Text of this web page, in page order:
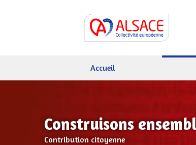
Accueil
Construisons
Contribution citoyenne